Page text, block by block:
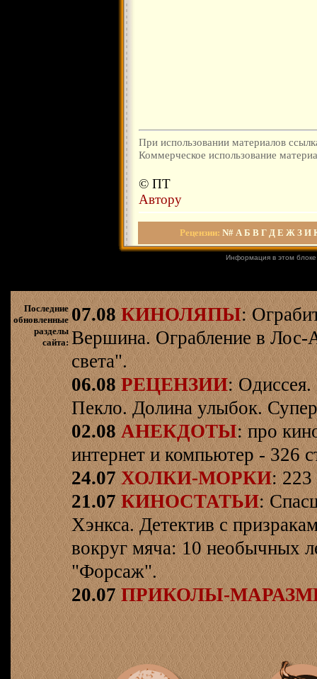
При использовании материалов
Коммерческое использование
© ПТ
Автору
Рецензии: N# А Б В Г Д Е Ж З И
Информация в этом
Последние
обновленные
разделы
сайта:
07.08 КИНОЛЯПЫ:
Вершина. Ограбление в Лос-
света".
06.08 РЕЦЕНЗИИ:
Пекло. Долина улыбок.
02.08 АНЕКДОТЫ: про
интернет и компьютер - 326
24.07 ХОЛКИ-МОРКИ: 223
21.07 КИНОСТАТЬИ:
Хэнкса. Детектив с
вокруг мяча: 10 необычных
"Форсаж".
20.07 ПРИКОЛЫ-